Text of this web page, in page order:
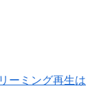
ーミング再生は